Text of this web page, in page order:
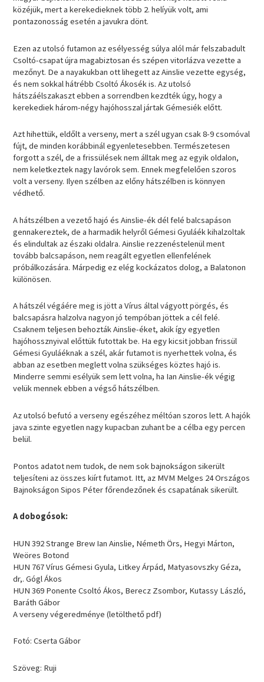
közéjük, mert a kerekedieknek több 2. helíyük volt, ami
pontazonosság esetén a javukra dönt.
Ezen az utolsó futamon az esélyesség súlya alól már felszabadult
Csoltó-csapat újra magabiztosan és szépen vitorlázva vezette a
mezőnyt. De a nayakukban ott lihegett az Ainslie vezette egység,
és nem sokkal hátrébb Csoltó Ákosék is. Az utolsó
hátszáélszakaszt ebben a sorrendben kezdték úgy, hogy a
kerekediek három-négy hajóhosszal jártak Gémesiék előtt.
Azt hihettük, eldőlt a verseny, mert a szél ugyan csak 8-9 csomóval
fújt, de minden korábbinál egyenletesebben. Természetesen
forgott a szél, de a frissülések nem álltak meg az egyik oldalon,
nem keletkeztek nagy lavórok sem. Ennek megfelelően szoros
volt a verseny. Ilyen szélben az előny hátszélben is könnyen
védhető.
A hátszélben a vezető hajó és Ainslie-ék dél felé balcsapáson
gennakereztek, de a harmadik helyről Gémesi Gyuláék kihalzoltak
és elindultak az északi oldalra. Ainslie rezzenéstelenül ment
tovább balcsapáson, nem reagált egyetlen ellenfelének
próbálkozására. Márpedig ez elég kockázatos dolog, a Balatonon
különösen.
A hátszél végáére meg is jött a Vírus által vágyott pörgés, és
balcsapásra halzolva nagyon jó tempóban jöttek a cél felé.
Csaknem teljesen behozták Ainslie-éket, akik így egyetlen
hajóhossznyival előttük futottak be. Ha egy kicsit jobban frissül
Gémesi Gyuláéknak a szél, akár futamot is nyerhettek volna, és
abban az esetben meglett volna szükséges köztes hajó is.
Minderre semmi esélyük sem lett volna, ha Ian Ainslie-ék végig
velük mennek ebben a végső hátszélben.
Az utolsó befutó a verseny egészéhez méltóan szoros lett. A hajók
java szinte egyetlen nagy kupacban zuhant be a célba egy percen
belül.
Pontos adatot nem tudok, de nem sok bajnokságon sikerült
teljesíteni az összes kiírt futamot. Itt, az MVM Melges 24 Országos
Bajnokságon Sipos Péter főrendezőnek és csapatának sikerült.
A dobogósok:
HUN 392 Strange Brew Ian Ainslie, Németh Örs, Hegyi Márton,
Weöres Botond
HUN 767 Vírus Gémesi Gyula, Litkey Árpád, Matyasovszky Géza,
dr,. Gógl Ákos
HUN 369 Ponente Csoltó Ákos, Berecz Zsombor, Kutassy László,
Baráth Gábor
A verseny végeredménye (letölthető pdf)
Fotó: Cserta Gábor
Szöveg: Ruji